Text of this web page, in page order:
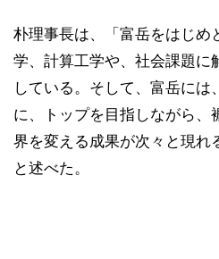
朴理事長は、「富岳をはじめ
学、計算工学や、社会課題に
している。そして、富岳には
に、トップを目指しながら、
界を変える成果が次々と現れ
と述べた。